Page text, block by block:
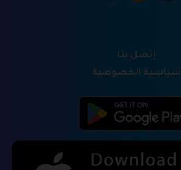
إتصل بنا
سياسية الخصوصية